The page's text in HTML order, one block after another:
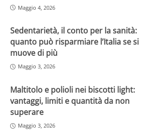
Maggio 4, 2026
Sedentarietà, il conto per la sanità:
quanto può risparmiare l’Italia se si
muove di più
Maggio 3, 2026
Maltitolo e polioli nei biscotti light:
vantaggi, limiti e quantità da non
superare
Maggio 3, 2026